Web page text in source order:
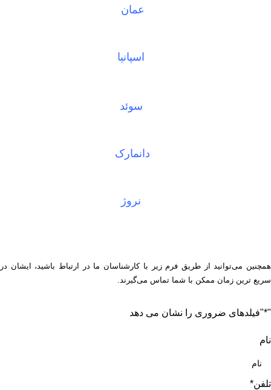
عمان
اسپانیا
سوئد
دانمارک
نروژ
همچنین می‌توانید از طریق فرم زیر با کارشناسان ما در ارتباط باشید، ایشان در
سریع ترین زمان ممکن با شما تماس می‌گیرند.
"
*"فیلدهای ضروری را نشان می دهد
نام
تلفن*